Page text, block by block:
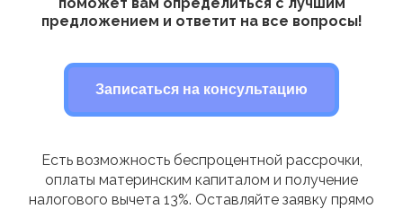
предложением и ответит на все вопросы!
Записаться на консультацию
Есть возможность беспроцентной рассрочки,
оплаты материнским капиталом и получение
налогового вычета 13%. Оставляйте заявку прямо